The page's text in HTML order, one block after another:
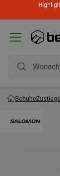
Schuhe